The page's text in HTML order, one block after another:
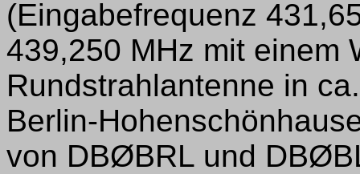
(Eingabefrequenz
439,250 MHz mit einem
Rundstrahlantenne in
Berlin-
von DBØBRL und